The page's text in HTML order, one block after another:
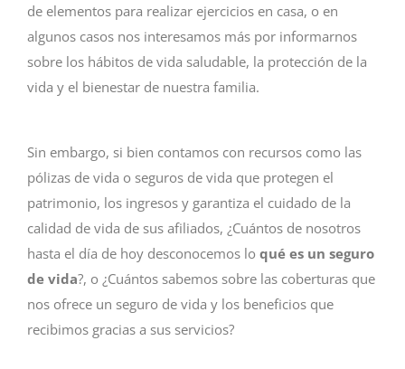
de elementos para realizar ejercicios en casa, o en
algunos casos nos interesamos más por informarnos
sobre los hábitos de vida saludable, la protección de la
vida y el bienestar de nuestra familia.
Sin embargo, si bien contamos con recursos como las
pólizas de vida o seguros de vida que protegen el
patrimonio, los ingresos y garantiza el cuidado de la
calidad de vida de sus afiliados, ¿Cuántos de nosotros
hasta el día de hoy desconocemos lo qué es un seguro
de vida?, o ¿Cuántos sabemos sobre las coberturas que
nos ofrece un seguro de vida y los beneficios que
recibimos gracias a sus servicios?